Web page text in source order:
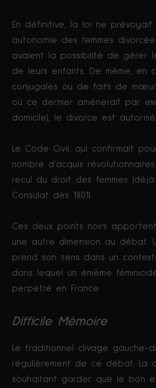
En définitive, la loi ne prévoyait
autonomie des femmes
avaient la possibilité de gérer
de leurs enfants. De même, en
conjugales ou de faits de
où ce dernier amènerait par
domicile), le divorce est autorisé.
Le Code Civil, qui confirmait
nombre d’acquis
recul du droit des femmes
Consulat dès 1801).
Ces deux points noirs
une autre dimension au débat.
prend son sens dans un
dans lequel un énième
perpétré en France.
Difficile Mémoire
Le traditionnel clivage gauche-
régulièrement de ce débat. La
souhaitant garder que le bon